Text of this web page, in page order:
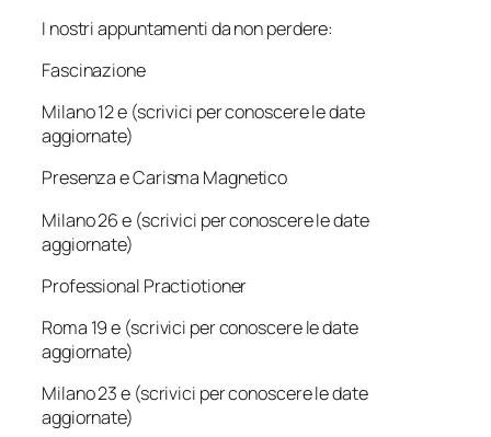
I nostri appuntamenti da non perdere:
Fascinazione
Milano 12 e (scrivici per conoscere le date
aggiornate)
Presenza e Carisma Magnetico
Milano 26 e (scrivici per conoscere le date
aggiornate)
Professional Practiotioner
Roma 19 e (scrivici per conoscere le date
aggiornate)
Milano 23 e (scrivici per conoscere le date
aggiornate)